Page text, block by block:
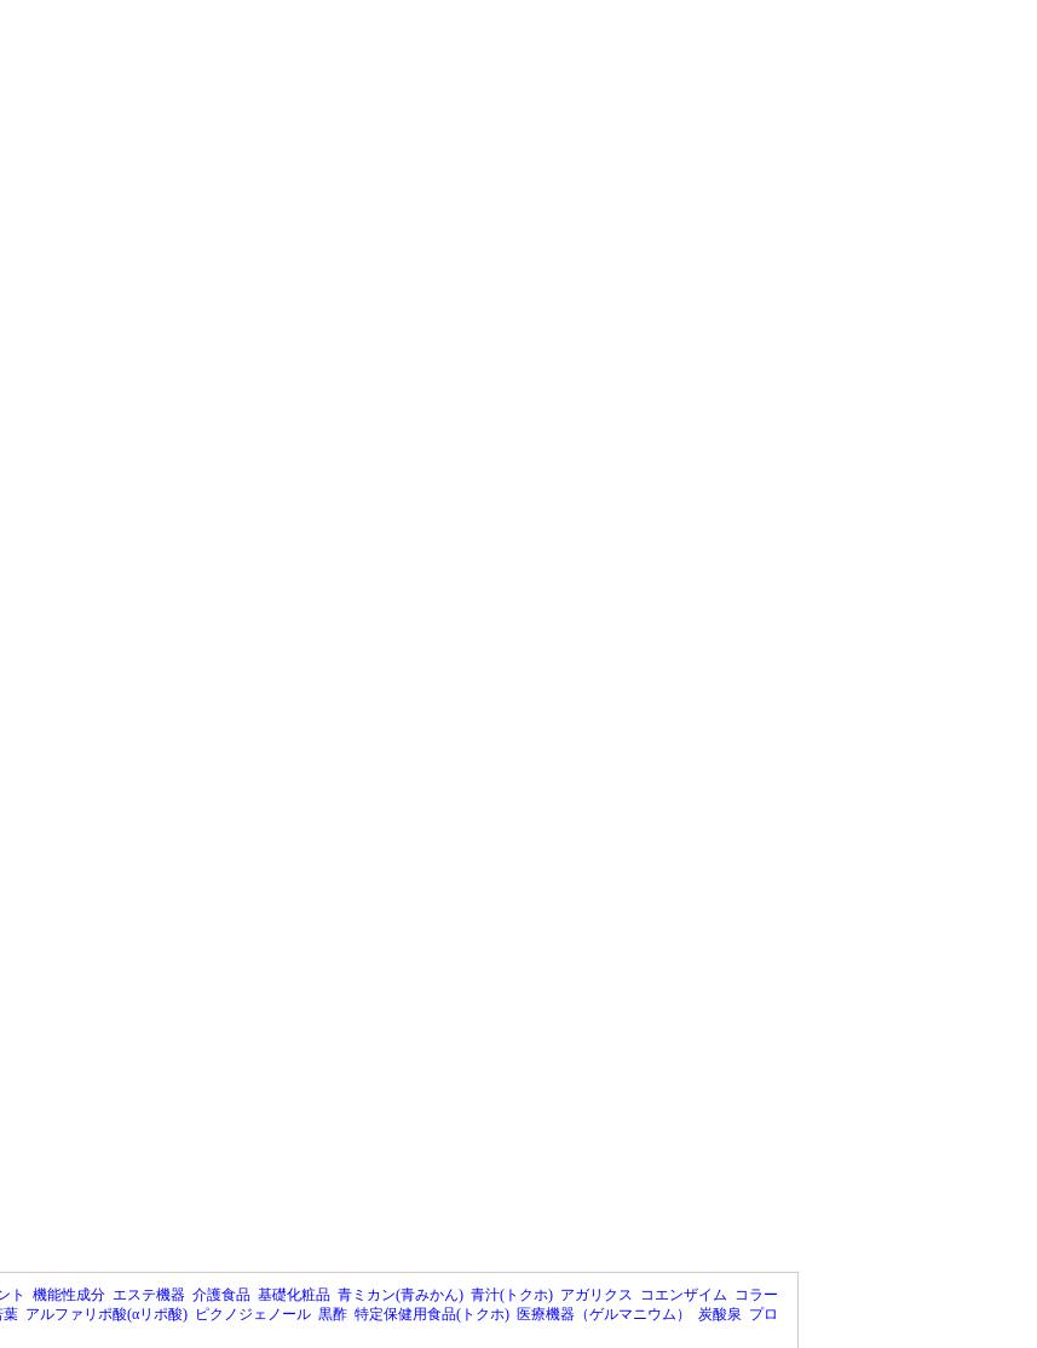
ト 機能性成分 エステ機器 介護食品 基礎化粧品 青ミカン(青みかん) 青汁(トクホ) アガリクス コエンザイム コラー
葉 アルファリポ酸(αリポ酸) ピクノジェノール 黒酢 特定保健用食品(トクホ) 医療機器（ゲルマニウム） 炭酸泉 プロ